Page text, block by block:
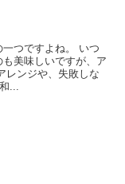
つですよね。 いつ
美味しいですが、ア
レンジや、失敗しな
...